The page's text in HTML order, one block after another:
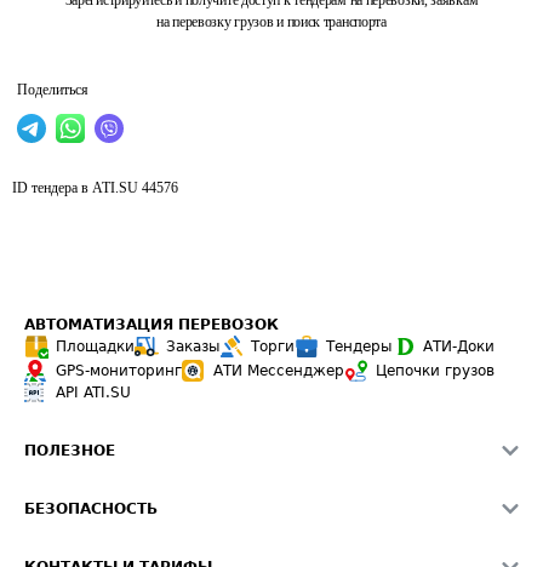
на перевозку грузов и поиск транспорта
Поделиться
ID тендера в ATI.SU 44576
АВТОМАТИЗАЦИЯ ПЕРЕВОЗОК
Площадки
Заказы Торги Тендеры
АТИ-Доки
GPS-мониторинг
АТИ Мессенджер
Цепочки грузов
API ATI.SU
ПОЛЕЗНОЕ
Звезды ATI.SU на вашем сайте
БЕЗОПАСНОСТЬ